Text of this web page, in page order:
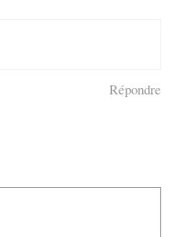
Répondre